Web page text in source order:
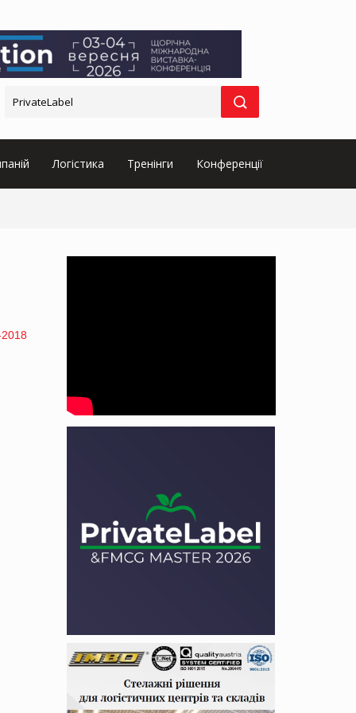
Логістика Тренінги Конференції